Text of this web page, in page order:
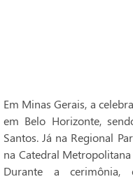
Em Minas Gerais, a
em Belo Horizonte,
Santos. Já na Regional
na Catedral
Durante a cerimônia,